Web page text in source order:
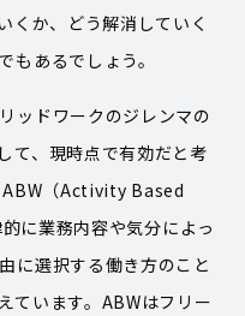
くか、どう解消していく
もあるでしょう。
ッドワークのジレンマの
て、現時点で有効だと考
ABW（Activity Based
に業務内容や気分によっ
に選択する働き方のこと
ています。ABWはフリー